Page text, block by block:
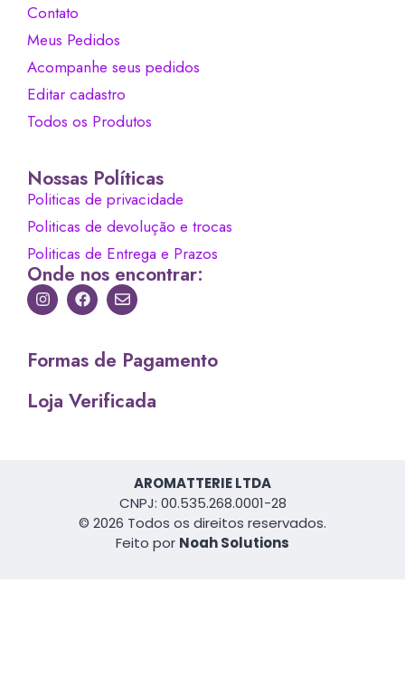
Contato
Meus Pedidos
Acompanhe seus pedidos
Editar cadastro
Todos os Produtos
Nossas Políticas
Politicas de privacidade
Politicas de devolução e trocas
Politicas de Entrega e Prazos
Onde nos encontrar:
Formas de Pagamento
Loja Verificada
AROMATTERIE LTDA
CNPJ: 00.535.268.0001-28
© 2026 Todos os direitos reservados.
Feito por Noah Solutions